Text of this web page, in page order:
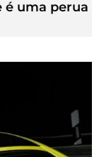
uma perua